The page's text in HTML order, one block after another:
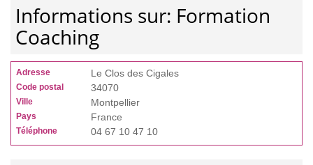
Informations sur: Formation
Coaching
Adresse Le Clos des Cigales
Code postal 34070
Ville Montpellier
Pays France
Téléphone 04 67 10 47 10